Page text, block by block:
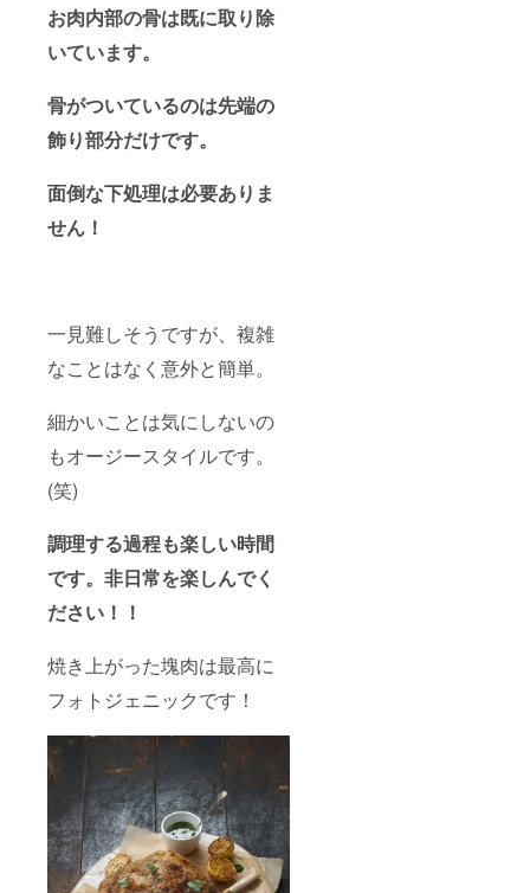
お肉内部の骨は既に取り除
いています。
骨がついているのは先端の
飾り部分だけです。
面倒な下処理は必要ありま
せん！
一見難しそうですが、複雑
なことはなく意外と簡単。
細かいことは気にしないの
もオージースタイルです。
(笑)
調理する過程も楽しい時間
です。非日常を楽しんでく
ださい！！
焼き上がった塊肉は最高に
フォトジェニックです！